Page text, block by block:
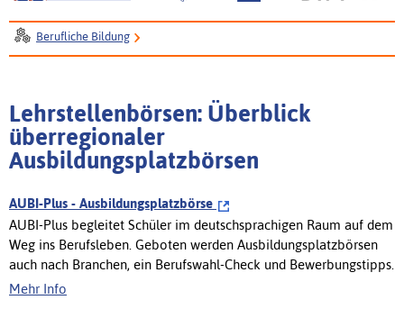
Berufliche Bildung
Lehrstellenbörsen. Ausbildungsplatzbörsen
Lehrstellenbörsen - überregional
Lehrstellenbörsen: Überblick
überregionaler
Ausbildungsplatzbörsen
AUBI-Plus - Ausbildungsplatzbörse
AUBI-Plus begleitet Schüler im deutschsprachigen Raum auf dem
Weg ins Berufsleben. Geboten werden Ausbildungsplatzbörsen
auch nach Branchen, ein Berufswahl-Check und Bewerbungstipps.
Mehr Info